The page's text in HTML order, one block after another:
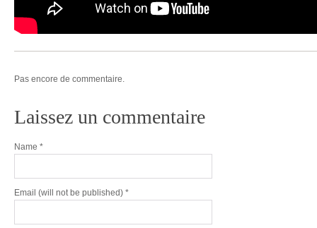
Pas encore de commentaire.
Laissez un commentaire
Name *
Email (will not be published) *